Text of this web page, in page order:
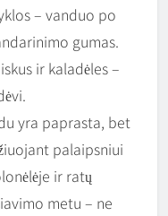
– vanduo po
gumas.
ir kaladėles –
yra paprasta, bet
palaipsniui
ir ratų
metu – ne